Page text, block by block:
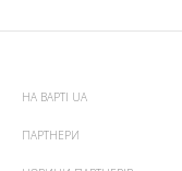
НА ВАРТІ UA
ПАРТНЕРИ